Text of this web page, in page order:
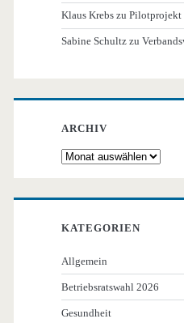
Klaus Krebs zuPilotprojekt
Sabine Schultz zu
ARCHIV
Archiv
KATEGORIEN
Allgemein
Betriebsratswahl 2026
Gesundheit